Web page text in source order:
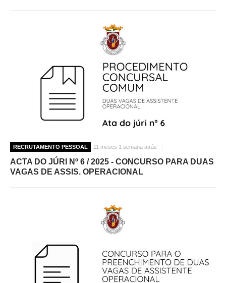
RECRUTAMENTO PESSOAL 11 meses 1 semana atrás
ACTA DO JÚRI Nº 6 / 2025 - CONCURSO PARA DUAS
VAGAS DE ASSIS. OPERACIONAL